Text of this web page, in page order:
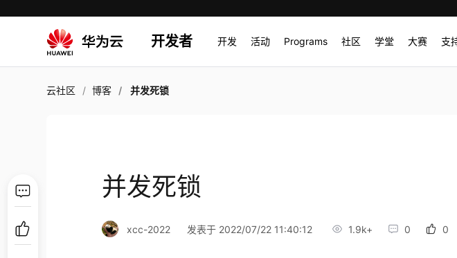
开发者 开发 活动 Programs 社区 学堂 大赛 支
云社区 博客 并发死锁
并发死锁
xcc-2022 发表于 2022/07/22 11:40:12 1.9k+ 0 0